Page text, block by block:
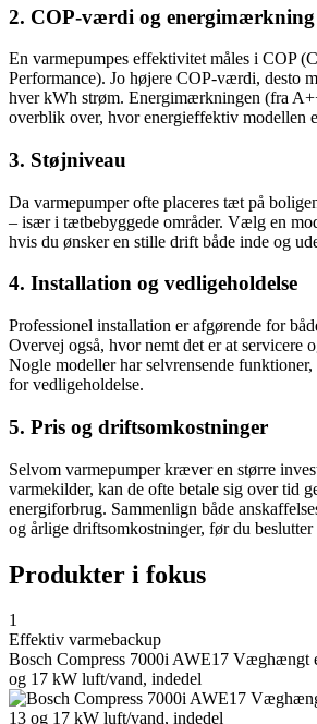
2. COP-værdi og energimærkning
En varmepumpes effektivitet måles i COP
Performance). Jo højere COP-værdi, desto
hver kWh strøm. Energimærkningen (fra
overblik over, hvor energieffektiv modellen
3. Støjniveau
Da varmepumper ofte placeres tæt på
– især i tætbebyggede områder. Vælg en
hvis du ønsker en stille drift både inde og
4. Installation og vedligeholdelse
Professionel installation er afgørende for
Overvej også, hvor nemt det er at servicere
Nogle modeller har selvrensende
for vedligeholdelse.
5. Pris og driftsomkostninger
Selvom varmepumper kræver en større
varmekilder, kan de ofte betale sig over tid
energiforbrug. Sammenlign både
og årlige driftsomkostninger, før du beslutter
Produkter i fokus
1
Effektiv varmebackup
Bosch Compress 7000i AWE17 Væghængt
og 17 kW luft/vand, indedel